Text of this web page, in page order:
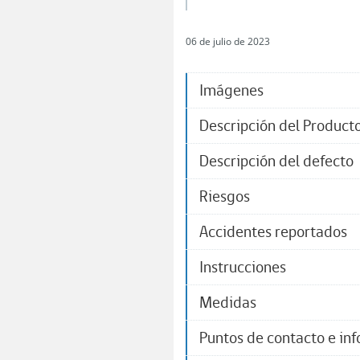
06 de julio de 2023
Imágenes
Descripción del
​Descripción del defecto
Riesgos
Accidentes reportados
Instrucciones
Medidas
Puntos de contacto e